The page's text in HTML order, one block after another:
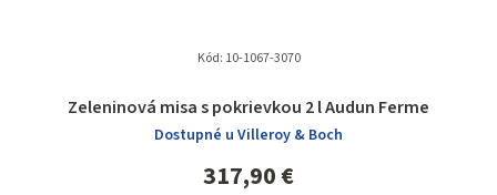
Zeleninová misa s pokrievkou 2 l Audun Ferme
Dostupné u Villeroy & Boch
317,90 €
Kód: 10-1067-3070